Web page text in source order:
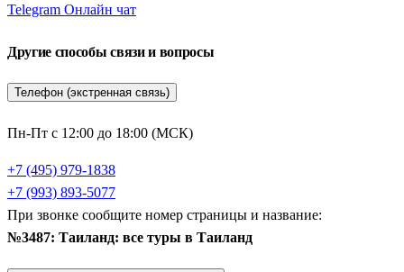
Telegram Онлайн чат
Другие способы связи и вопросы
Телефон (экстренная связь)
Пн-Пт с 12:00 до 18:00 (МСК)
+7 (495) 979-1838
+7 (993) 893-5077
При звонке сообщите номер страницы и название:
№3487: Таиланд: все туры в Таиланд